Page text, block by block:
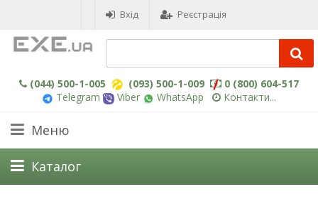
Вхід Реєстрація
(044) 500-1-005 (093) 500-1-009
0 (800) 604-517
Telegram
Viber WhatsApp Контакти...
Меню
Каталог